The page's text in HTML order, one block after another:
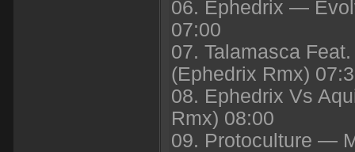
06. Ephedrix —
07:00
07. Talamasca
(Ephedrix Rmx)
08. Ephedrix Vs
Rmx) 08:00
09. Protoculture —